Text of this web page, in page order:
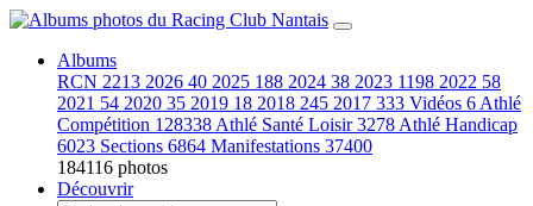
Albums
RCN 2213 2026 40 2025 188 2024 38 2023 1198 2022 58
2021 54 2020 35 2019 18 2018 245 2017 333 Vidéos 6 Athlé
Compétition 128338 Athlé Santé Loisir3278 Athlé Handicap
6023 Sections 6864 Manifestations 37400
184116 photos
Découvrir